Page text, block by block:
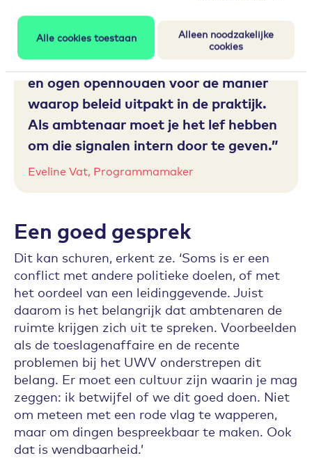
Alle cookies toestaan
Alleen noodzakelijke
cookies
Als je samen wil werken aan een
beter Nederland, dan moet je je oren
en ogen openhouden voor de manier
waarop beleid uitpakt in de praktijk.
Als ambtenaar moet je het lef hebben
om die signalen intern door te geven.
Eveline Vat, Programmamaker
Een goed gesprek
Dit kan schuren, erkent ze. ‘Soms is er een
conflict met andere politieke doelen, of met
het oordeel van een leidinggevende. Juist
daarom is het belangrijk dat ambtenaren de
ruimte krijgen zich uit te spreken. Voorbeelden
als de toeslagenaffaire en de recente
problemen bij het UWV onderstrepen dit
belang. Er moet een cultuur zijn waarin je mag
zeggen: ik betwijfel of we dit goed doen. Niet
om meteen met een rode vlag te wapperen,
maar om dingen bespreekbaar te maken. Ook
dat is wendbaarheid.’